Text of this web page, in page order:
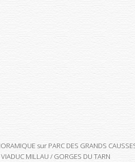
sur PARC DES GRANDS
MILLAU / GORGES DU TARN